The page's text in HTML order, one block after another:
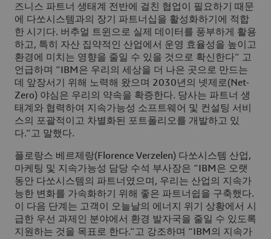
즈니스 파트너 생태계 전반에 걸친 협업이 필요하기 때문
에 다쏘시스템과의 장기 파트너십을 활성화하기에 적합
한 시기다. 버추얼 트윈으로 실제 데이터를 풍부하게 활용
하고, 특히 자산 집약적인 산업에서 운영 효율성을 높이고
환경에 미치는 영향을 줄일 수 있을 것으로 확신한다” 고
언급하며 “IBM은 우리의 세상을 더 나은 곳으로 만드는
데 앞장서기 위해 노력해 왔으며 2030년의 넷제로(Net-
Zero) 야심은 우리의 약속을 확증한다. 당사는 파트너 생
태계와 협력하여 지속가능성 소프트웨어 및 컨설팅 서비
스의 포괄적이고 차별화된 포트폴리오를 개발하고 있
다.”고 말했다.
플로랑스 베르제랑(Florence Verzelen) 다쏘시스템 산업,
마케팅 및 지속가능성 담당 수석 부사장은 “IBM은 오랫
동안 다쏘시스템의 파트너였으며, 우리는 산업의 지속가
능한 변화를 가속화하기 위해 좋은 파트너쉽을 구축했다.
이 다음 단계는 고객이 오늘날의 에너지 위기 상황에서 시
급한 우선 과제인 분야에서 환경 발자국을 줄일 수 있도록
지원하는 것을 목표로 한다.”고 강조하며 “IBM의 지속가